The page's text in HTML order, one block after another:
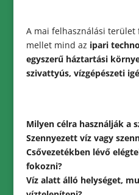
A mai felhasználási terület
mellet mind az ipari
egyszerű háztartási
szivattyús, vízgépészeti
Milyen célra használják a
Szennyezett víz vagy
Csővezetékben lévő
fokozni?
Víz alatt álló helységet,